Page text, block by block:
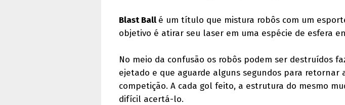
Blast Ball é um título que mistura robôs com um
objetivo é atirar seu laser em uma espécie de esfera
No meio da confusão os robôs podem ser destruídos
ejetado e que aguarde alguns segundos para retornar
competição. A cada gol feito, a estrutura do mesmo
difícil acertá-lo.